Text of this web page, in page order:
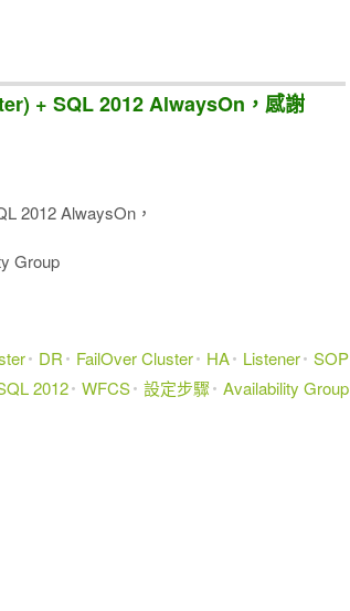
+ SQL 2012 AlwaysOn，感謝
2012 AlwaysOn，
Group
DR FailOver Cluster HA Listener SOP
2012 WFCS 設定步驟 Availability Group